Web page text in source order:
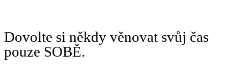
Dovolte si někdy věnovat svůj čas
pouze SOBĚ.